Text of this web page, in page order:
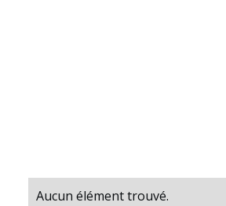
Aucun élément trouvé.